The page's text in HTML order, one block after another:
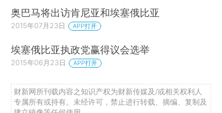
奥巴马将出访肯尼亚和埃塞俄比亚
2015年07月23日 APP打开
埃塞俄比亚执政党赢得议会选举
2015年06月23日 APP打开
财新网所刊载内容之知识产权为财新传媒及/或相关权利人
专属所有或持有。未经许可，禁止进行转载、摘编、复制及